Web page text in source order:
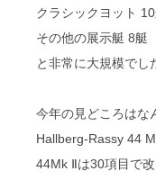
クラシックヨット
その他の展示艇 8艇
と非常に大規模でし
今年の見どころはな
Hallberg-Rassy 44
44Mk Ⅱは30項目で